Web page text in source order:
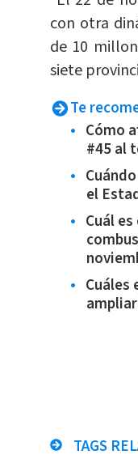
con otra
de 10
siete
Te
Cómo
#45 al
el
Cuál
Cuáles
TAGS